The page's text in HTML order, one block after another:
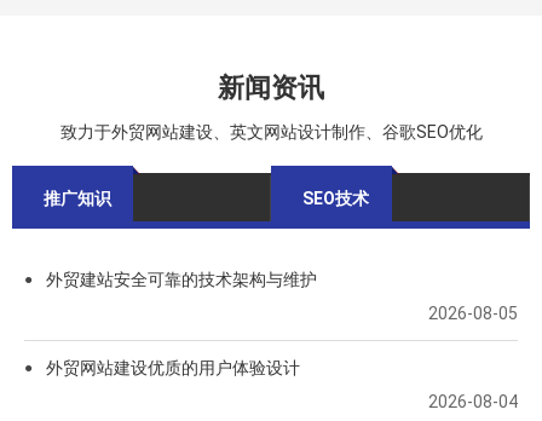
新闻资讯
致力于外贸网站建设、英文网站设计制作、谷歌SEO优化
推广知识 SEO技术
●
外贸建站安全可靠的技术架构与维护
2026-08-05
●
外贸网站建设优质的用户体验设计
2026-08-04